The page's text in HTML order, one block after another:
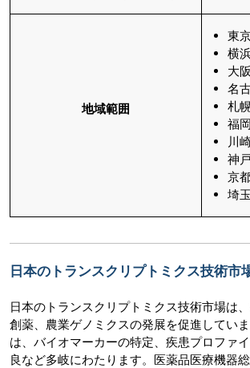
地域範囲
東
横
大阪
名
札
福岡
川
神戸
京
埼玉
日本のトランスクリプトミクス技術市
日本のトランスクリプトミクス技術市場は、
創薬、農業ゲノミクスの発展を促進してい
は、バイオマーカーの特定、疾患プロファ
良など多岐にわたります。医薬品医療機器総